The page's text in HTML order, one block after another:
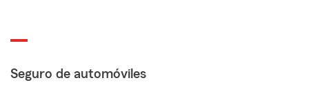
Seguro de automóviles